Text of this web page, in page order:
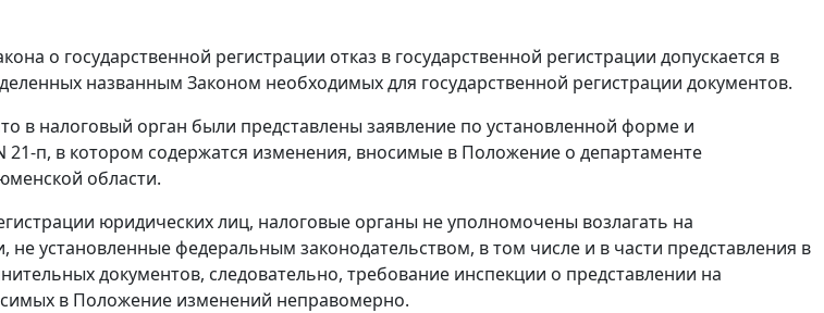
о государственной регистрации отказ в государственной регистрации допускается в
названным Законом необходимых для государственной регистрации документов.
в налоговый орган были представлены заявление по установленной форме и
21-п, в котором содержатся изменения, вносимые в Положение о департаменте
области.
юридических лиц, налоговые органы не уполномочены возлагать на
не установленные федеральным законодательством, в том числе и в части представления в
документов, следовательно, требование инспекции о представлении на
в Положение изменений неправомерно.